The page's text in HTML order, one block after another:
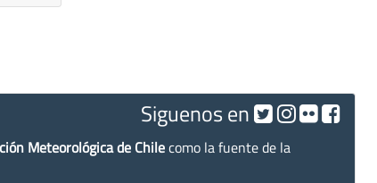
Siguenos en
Meteorológica de Chilecomo la fuente de la